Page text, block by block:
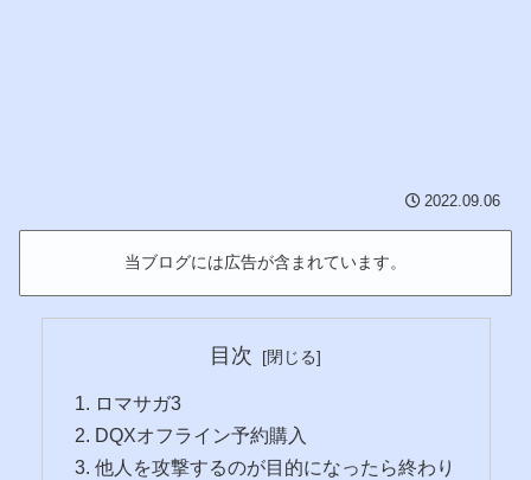
2022.09.06
当ブログには広告が含まれています。
目次
ロマサガ3
DQXオフライン予約購入
他人を攻撃するのが目的になったら終わり